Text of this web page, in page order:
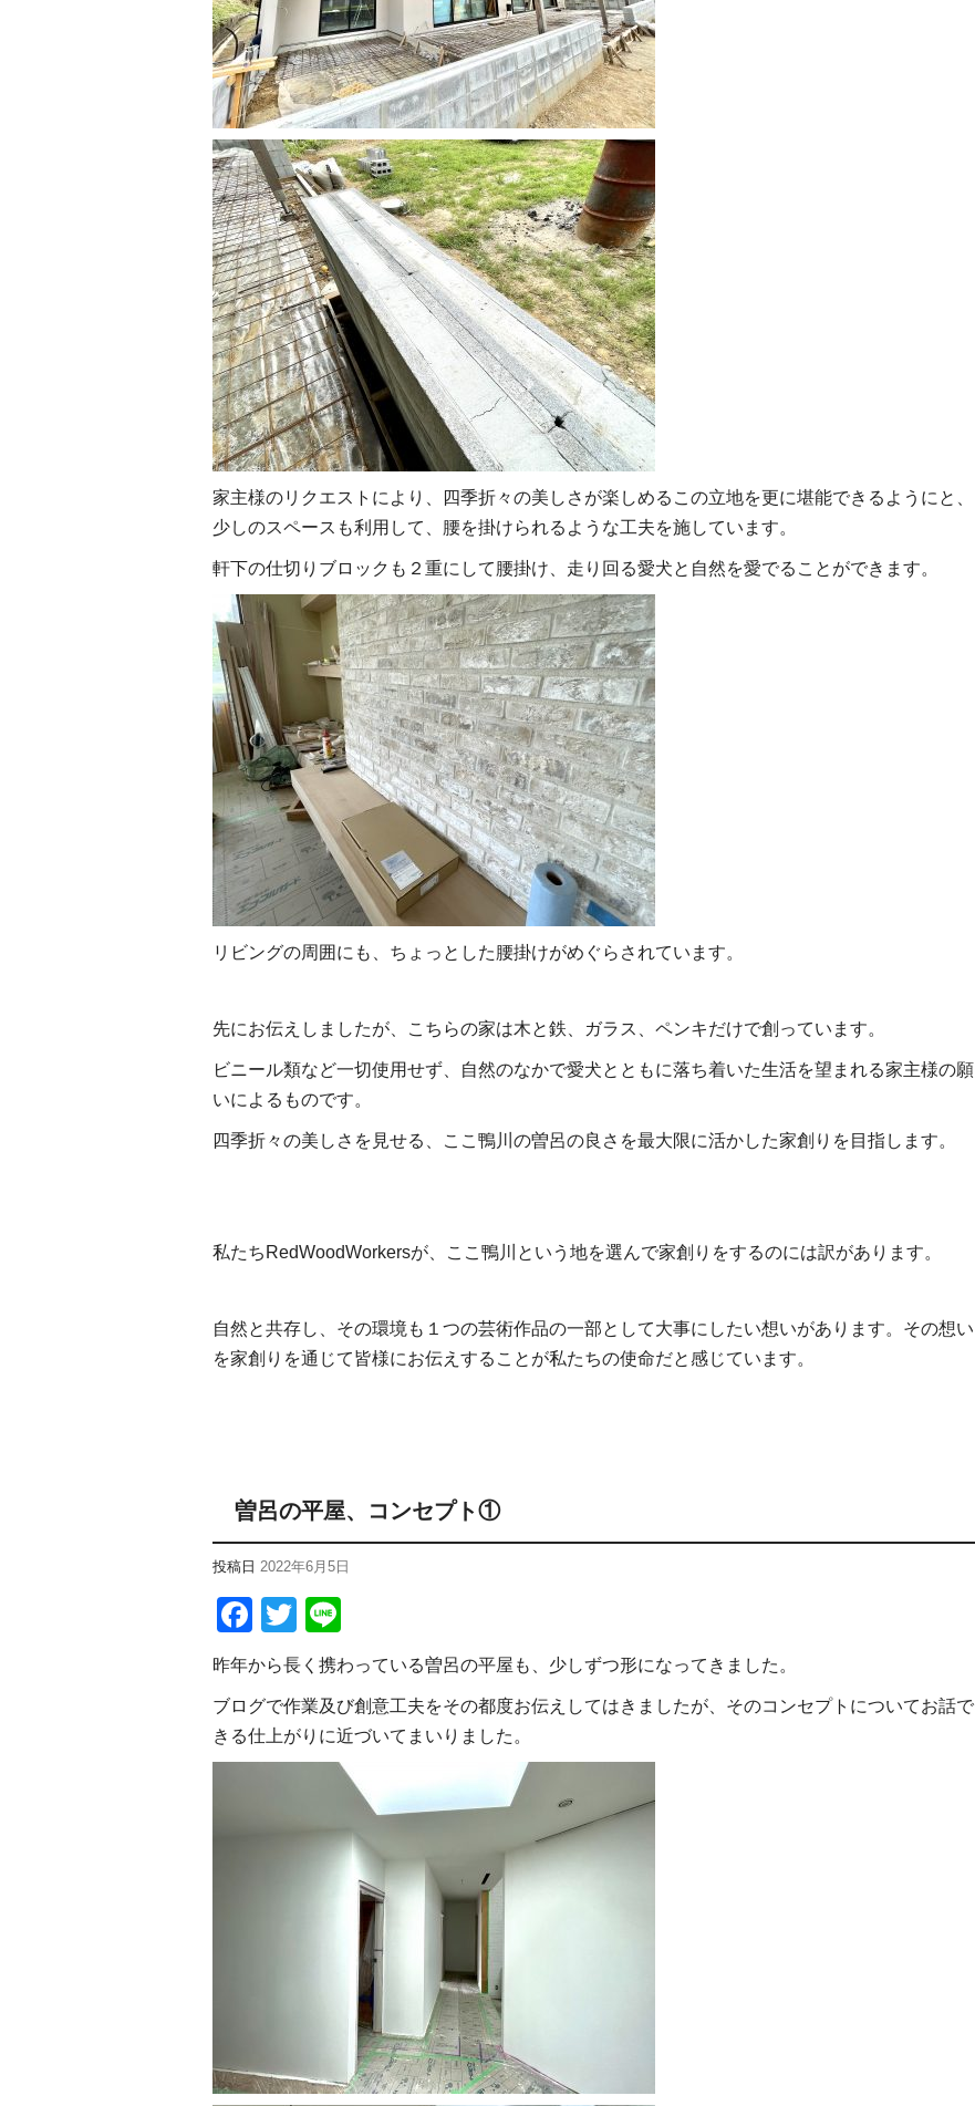
家主様のリクエストにより、四季折々の美しさが楽しめるこの立地を更に堪能できるようにと、
少しのスペースも利用して、腰を掛けられるような工夫を施しています。
軒下の仕切りブロックも２重にして腰掛け、走り回る愛犬と自然を愛でることができます。
リビングの周囲にも、ちょっとした腰掛けがめぐらされています。
先にお伝えしましたが、こちらの家は木と鉄、ガラス、ペンキだけで創っています。
ビニール類など一切使用せず、自然のなかで愛犬とともに落ち着いた生活を望まれる家主様の願
いによるものです。
四季折々の美しさを見せる、ここ鴨川の曽呂の良さを最大限に活かした家創りを目指します。
私たちRedWoodWorkersが、ここ鴨川という地を選んで家創りをするのには訳があります。
自然と共存し、その環境も１つの芸術作品の一部として大事にしたい想いがあります。その想い
を家創りを通じて皆様にお伝えすることが私たちの使命だと感じています。
曽呂の平屋、コンセプト①
投稿日 2022年6月5日
Facebook
Twitter
昨年から長く携わっている曽呂の平屋も、少しずつ形になってきました。
ブログで作業及び創意工夫をその都度お伝えしてはきましたが、そのコンセプトについてお話で
きる仕上がりに近づいてまいりました。